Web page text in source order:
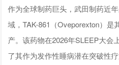
作为全球制药巨头，武田制药近
域，TAK-861（Oveporexton）是
产。该药物在2026年SLEEP大会
了其作为发作性睡病潜在突破性